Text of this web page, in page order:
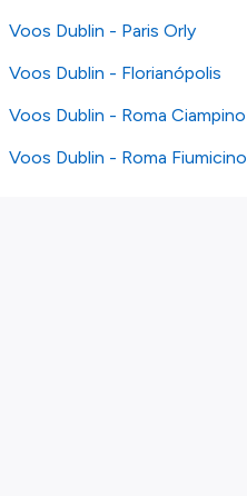
Voos Dublin - Paris Orly
Voos Dublin - Florianópolis
Voos Dublin - Roma Ciampino
Voos Dublin - Roma Fiumicino